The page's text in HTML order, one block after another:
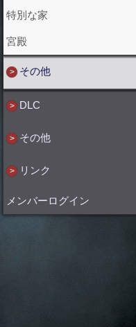
特別な家
宮殿
その他
DLC
その他
リンク
メンバーログイン